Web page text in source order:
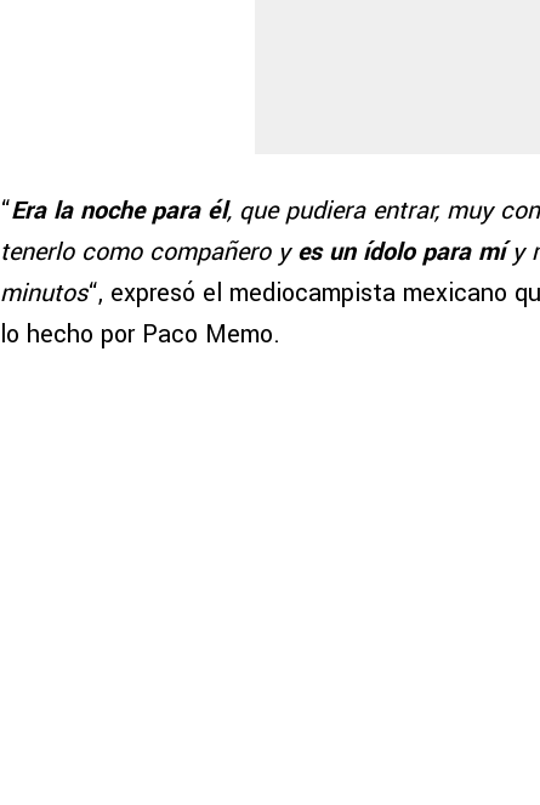
“Era la noche para él, que pudiera entrar, muy
tenerlo como compañero yes un ídolo para míy
minutos“, expresó el mediocampista mexicano
lo hecho por Paco Memo.